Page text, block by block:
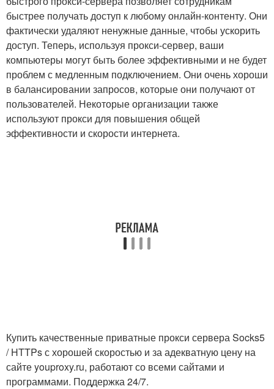
быстрее получать доступ к любому онлайн-контенту. Они
фактически удаляют ненужные данные, чтобы ускорить
доступ. Теперь, используя прокси-сервер, ваши
компьютеры могут быть более эффективными и не будет
проблем с медленным подключением. Они очень хороши
в балансировании запросов, которые они получают от
пользователей. Некоторые организации также
используют прокси для повышения общей
эффективности и скорости интернета.
Купить качественные приватные прокси сервера Socks5
/ HTTPs с хорошей скоростью и за адекватную цену на
сайте youproxy.ru, работают со всеми сайтами и
программами. Поддержка 24/7.